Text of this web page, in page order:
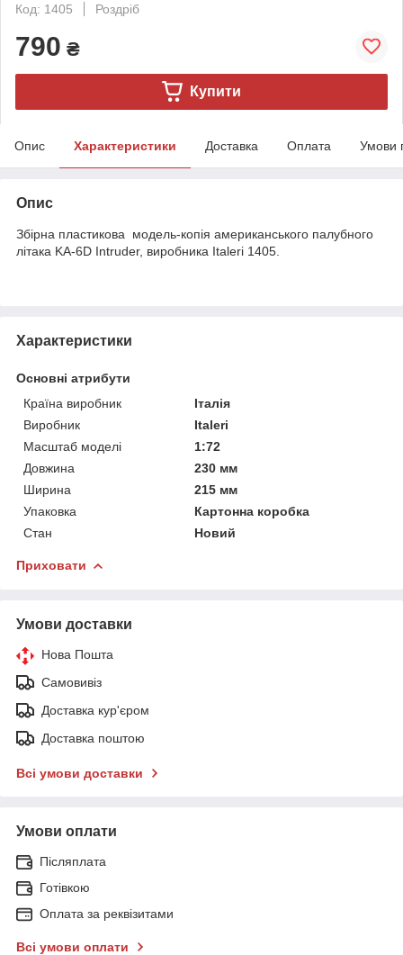
Код: 1405
Роздріб
790 ₴
Купити
Опис Характеристики Доставка Оплата Умови
Опис
Збірна пластикова модель-копія американського палубного
літака KA-6D Intruder, виробника Italeri 1405.
Характеристики
Основні атрибути
Країна виробник
Італія
Виробник
Italeri
Масштаб моделі
1:72
Довжина
230 мм
Ширина
215 мм
Упаковка
Картонна коробка
Стан
Новий
Приховати
Умови доставки
Нова Пошта
Самовивіз
Доставка кур'єром
Доставка поштою
Всі умови доставки
Умови оплати
Післяплата
Готівкою
Оплата за реквізитами
Всі умови оплати